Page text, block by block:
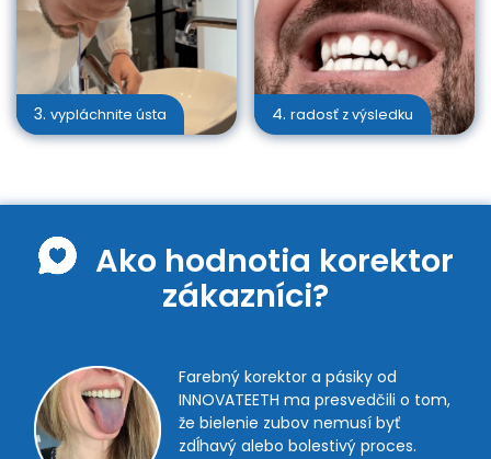
3. vypláchnite ústa 4.radosť z výsledku
Ako hodnotia korektor
zákazníci?
Farebný korektor a pásiky od
INNOVATEETH ma presvedčili o tom,
že bielenie zubov nemusí byť
zdĺhavý alebo bolestivý proces.